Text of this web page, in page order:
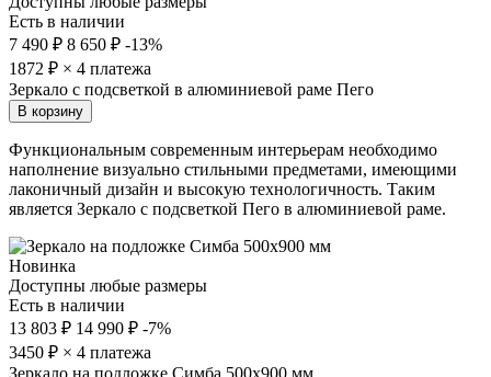
Есть в наличии
7 490 ₽ 8 650 ₽ -13%
1872 ₽ × 4 платежа
Зеркало с подсветкой в алюминиевой раме Пего
В корзину
Функциональным современным интерьерам необходимо
наполнение визуально стильными предметами, имеющими
лаконичный дизайн и высокую технологичность. Таким
является Зеркало с подсветкой Пего в алюминиевой раме.
Новинка
Доступны любые размеры
Есть в наличии
13 803 ₽ 14 990 ₽ -7%
3450 ₽ × 4 платежа
Зеркало на подложке Симба 500х900 мм